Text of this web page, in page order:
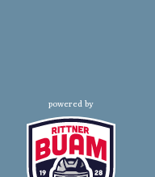
powered by